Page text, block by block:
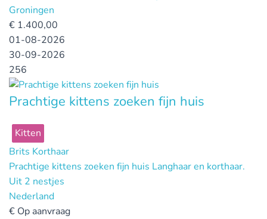
Groningen
€ 1.400,00
01-08-2026
30-09-2026
256
Prachtige kittens zoeken fijn huis
Kitten
Brits Korthaar
Prachtige kittens zoeken fijn huis Langhaar en korthaar.
Uit 2 nestjes
Nederland
€ Op aanvraag